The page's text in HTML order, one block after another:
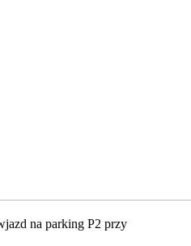
na parking P2 przy